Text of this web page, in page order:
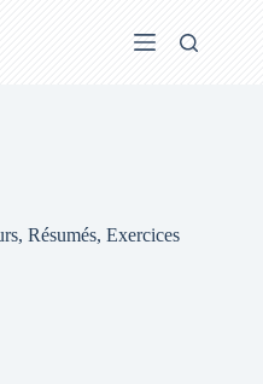
Résumés, Exercices